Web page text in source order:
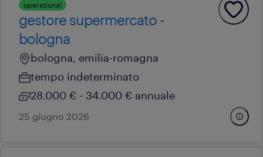
operational
gestore supermercato -
bologna
bologna, emilia-romagna
tempo indeterminato
28.000 € - 34.000 € annuale
25 giugno 2026